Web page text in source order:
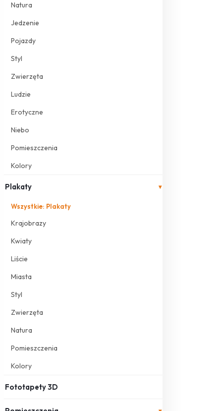
Natura
Jedzenie
Pojazdy
Styl
Zwierzęta
Ludzie
Erotyczne
Niebo
Pomieszczenia
Kolory
Plakaty ▾
Wszystkie: Plakaty
Krajobrazy
Kwiaty
Liście
Miasta
Styl
Zwierzęta
Natura
Pomieszczenia
Kolory
Fototapety 3D